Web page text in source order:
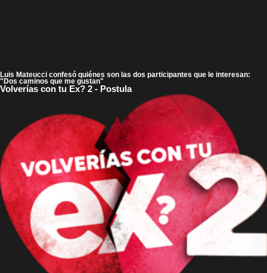
Luis Mateucci confesó quiénes son las dos participantes que le interesan:
"Dos caminos que me gustan"
Volverías con tu Ex? 2 - Postula